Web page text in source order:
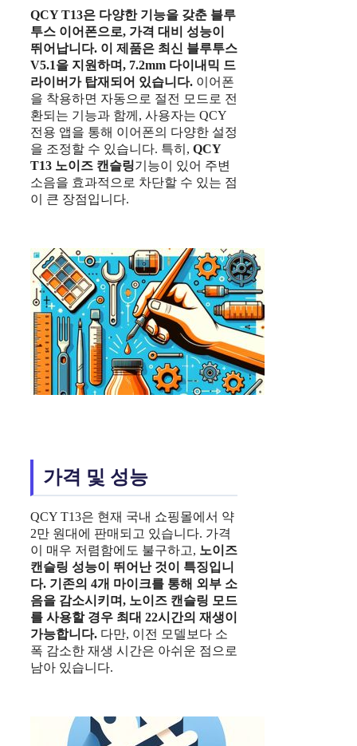
QCY T13은 다양한 기능을 갖춘 블루
투스 이어폰으로, 가격 대비 성능이
뛰어납니다. 이 제품은 최신 블루투스
V5.1을 지원하며, 7.2mm 다이내믹 드
라이버가 탑재되어 있습니다. 이어폰
을 착용하면 자동으로 절전 모드로 전
환되는 기능과 함께, 사용자는 QCY
전용 앱을 통해 이어폰의 다양한 설정
을 조정할 수 있습니다. 특히, QCY
T13 노이즈 캔슬링기능이 있어 주변
소음을 효과적으로 차단할 수 있는 점
이 큰 장점입니다.
가격 및 성능
QCY T13은 현재 국내 쇼핑몰에서 약
2만 원대에 판매되고 있습니다. 가격
이 매우 저렴함에도 불구하고, 노이즈
캔슬링 성능이 뛰어난 것이 특징입니
다. 기존의 4개 마이크를 통해 외부 소
음을 감소시키며, 노이즈 캔슬링 모드
를 사용할 경우 최대 22시간의 재생이
가능합니다. 다만, 이전 모델보다 소
폭 감소한 재생 시간은 아쉬운 점으로
남아 있습니다.